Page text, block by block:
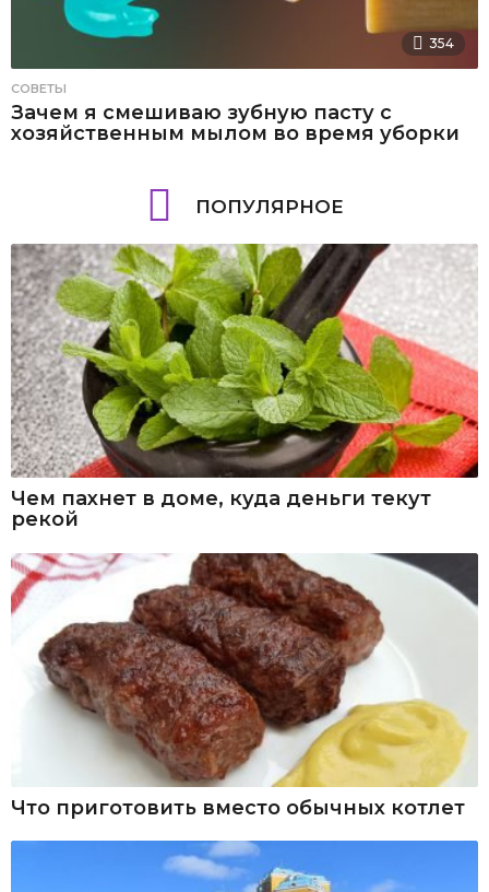
354
СОВЕТЫ
Зачем я смешиваю зубную пасту с
хозяйственным мылом во время уборки
ПОПУЛЯРНОЕ
Чем пахнет в доме, куда деньги текут
рекой
Что приготовить вместо обычных котлет